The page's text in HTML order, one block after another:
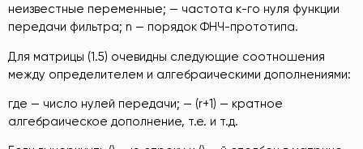
неизвестные переменные; — частота к-го нуля функции
передачи фильтра; n — порядок ФНЧ-прототипа.
Для матрицы (1.5) очевидны следующие соотношения
между определителем и алгебраическими дополнениями:
где — число нулей передачи; — (r+1) — кратное
алгебраическое дополнение, т.е. и т.д.